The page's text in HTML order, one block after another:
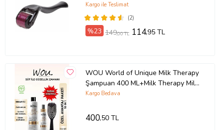
(2)
Kargo ile Teslimat
%23 149,00 TL 114,95 TL
WOU World of Unique Milk Therapy
Şampuan 400 ML+Milk Therapy Milk
Therapy Saç Ba
Kargo Bedava
400,50 TL